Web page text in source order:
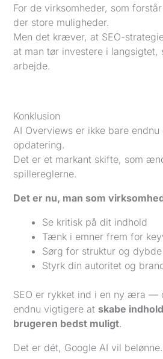
For de virksomheder, som
der store muligheder.
Men det kræver, at SEO-
at man tør investere i langsigtet,
arbejde.
Konklusion
AI Overviews er ikke bare endnu
opdatering.
Det er et markant skifte, som
spillereglerne.
Det er nu, man som
Se kritisk på dit indhold
Tænk i emner frem for
Sørg for struktur og dybde
Styrk din autoritet og
SEO er rykket ind i en ny æra —
endnu vigtigere at skabe
brugeren bedst muligt.
Det er dét, Google AI vil belønne.